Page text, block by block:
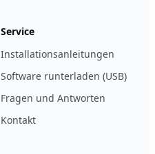
Service
Installationsanleitungen
Software runterladen (USB)
Fragen und Antworten
Kontakt